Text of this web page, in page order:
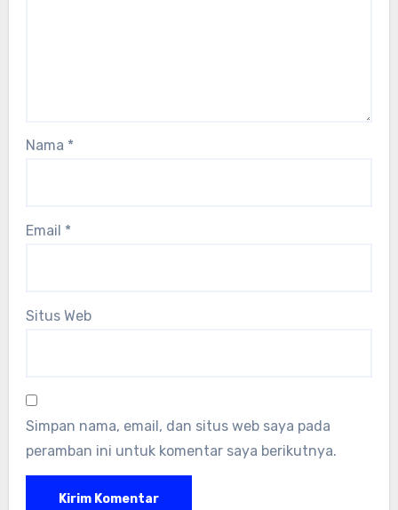
Nama *
Email *
Situs Web
Simpan nama, email, dan situs web saya pada
peramban ini untuk komentar saya berikutnya.